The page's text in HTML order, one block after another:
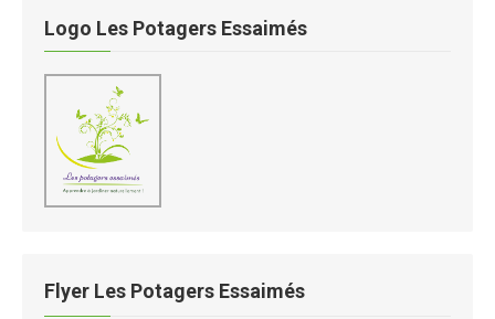
Logo Les Potagers Essaimés
Flyer Les Potagers Essaimés